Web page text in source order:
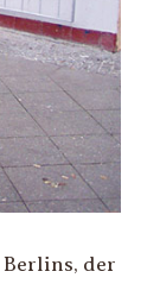
Berlins, der